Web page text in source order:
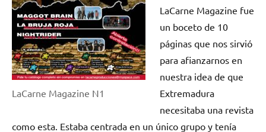
LaCarne Magazine N1
LaCarne Magazine fue
un boceto de 10
páginas que nos sirvió
para afianzarnos en
nuestra idea de que
Extremadura
necesitaba una revista
como esta. Estaba centrada en un único grupo y tenía